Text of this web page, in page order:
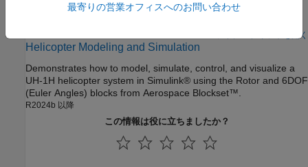
Use custom visualizations to make four flights to destinations in
ライブ スクリプトを開く
Helicopter Modeling and Simulation
Demonstrates how to model, simulate, control, and visualize a
UH-1H helicopter system in Simulink® using the Rotor and 6DOF
(Euler Angles) blocks from Aerospace Blockset™.
R2024b 以降
この情報は役に立ちましたか？
最寄りの営業オフィスへのお問い合わせ